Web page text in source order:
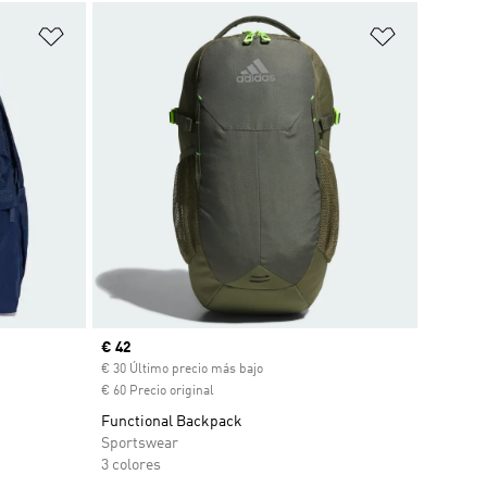
Añadir a la lista de deseos
Precio actual
€ 42
€ 30 Último precio más bajo
€ 60 Precio original
Functional Backpack
Sportswear
3 colores